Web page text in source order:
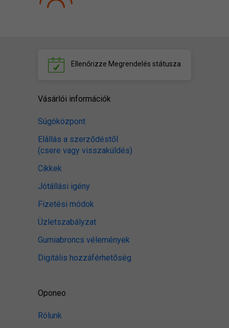
Ellenőrizze Megrendelés státusza
Vásárlói információk
Súgóközpont
Elállás a szerződéstől
(csere vagy visszaküldés)
Cikkek
Jótállási igény
Fizetési módok
Üzletszabályzat
Gumiabroncs vélemények
Digitális hozzáférhetőség
Oponeo
Rólunk